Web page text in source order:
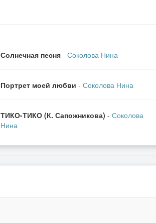
Солнечная песня - Соколова Нина
Портрет моей любви - Соколова Нина
ТИКО-ТИКО (К. Сапожникова) - Соколова
Нина